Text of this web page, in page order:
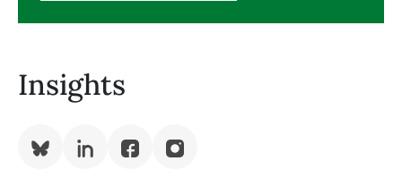
Insights
Bluesky LinkedInFacebookInstagram